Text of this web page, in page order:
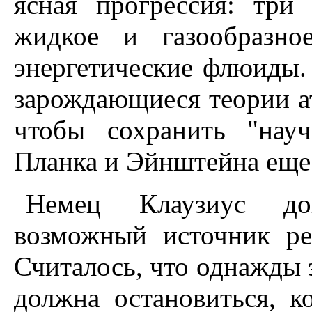
жидкое и
энергетические
зарождающиеся теории
чтобы сохранить
Планка и Эйнштейна
Немец Клаузиус
возможный источник
Считалось, что однажды
должна остановиться,